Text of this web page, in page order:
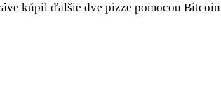
kúpil ďalšie dve pizze pomocou Bitcoin